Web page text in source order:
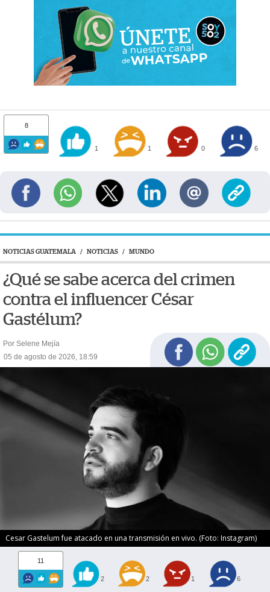
8
1 1 0 6
NOTICIAS GUATEMALA / NOTICIAS / MUNDO
¿Qué se sabe acerca del crimen
contra el influencer César
Gastélum?
Por Selene Mejía
05 de agosto de 2026, 18:59
Cesar Gastelum fue atacado en una transmisión en vivo. (Foto: Instagram)
11
2 2 1 6